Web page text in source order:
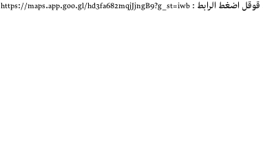
اضغط الرابط :https://maps.app.goo.gl/hd3fa682mqjJjngB9?g_st=iwb